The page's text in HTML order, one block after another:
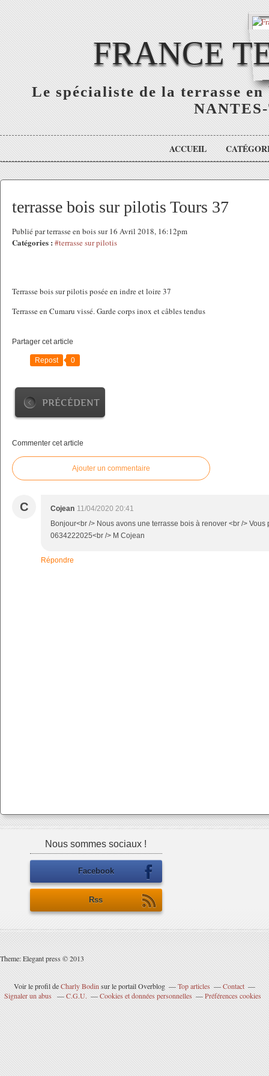
FRANCE
Le spécialiste de la terrasse
ACCUEIL
terrasse bois sur pilotis Tours 37
Publié par terrasse en bois sur 16 Avril 2018, 16:12pm
Catégories : #terrasse sur pilotis
Terrasse bois sur pilotis posée en indre et loire 37
Terrasse en Cumaru vissé. Garde corps inox et câbles tendus
Partager cet article
Repost 0
PRÉCÉDENT
Commenter cet article
Ajouter un commentaire
C Cojean 11/04/2020 20:41
Bonjour<br /> Nous avons une terrasse bois à renover <br /> Vous
0634222025<br /> M Cojean
Répondre
Nous sommes sociaux !
Facebook
Rss
Theme: Elegant press © 2013
Voir le profil deCharly Bodinsur le portail Overblog Top articles
Contact
Signaler un abus
C.G.U. Cookies et données personnelles Préférences cookies